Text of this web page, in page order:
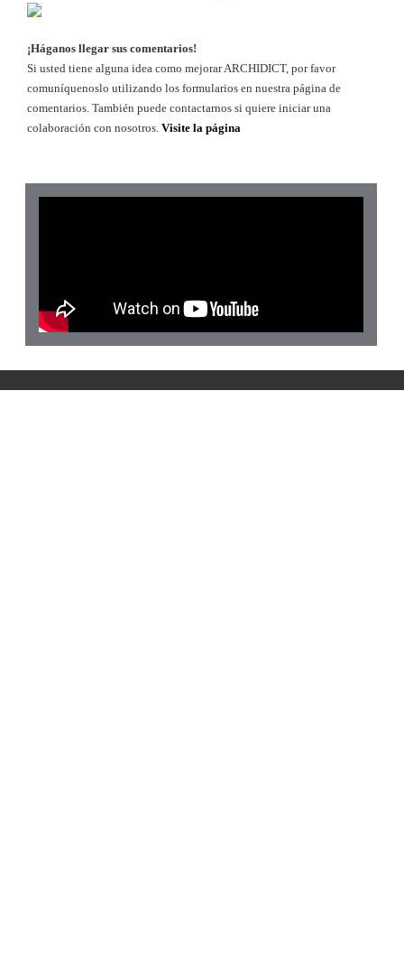
¡Háganos llegar sus comentarios!
Si usted tiene alguna idea como mejorar ARCHIDICT, por favor
comuníquenoslo utilizando los formularios en nuestra página de
comentarios. También puede contactarnos si quiere iniciar una
colaboración con nosotros. Visite la página